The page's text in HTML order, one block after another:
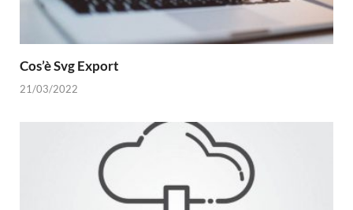
Cos’è Svg Export
21/03/2022